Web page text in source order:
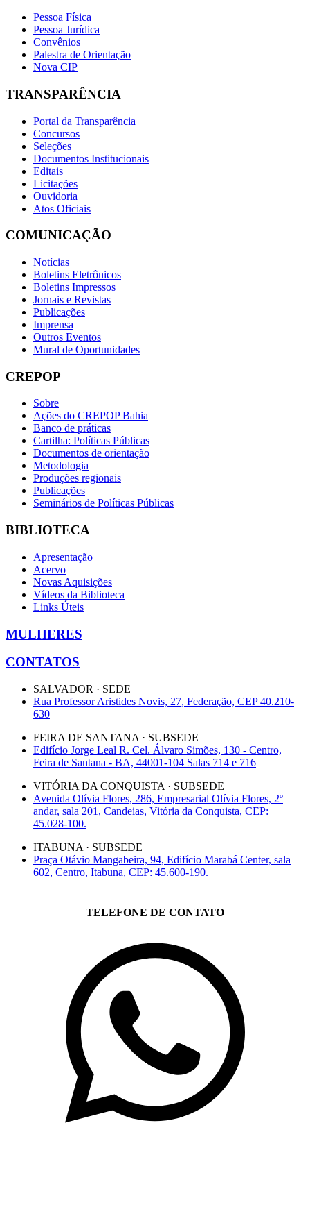
Pessoa Física
Pessoa Jurídica
Convênios
Palestra de Orientação
Nova CIP
TRANSPARÊNCIA
Portal da Transparência
Concursos
Seleções
Documentos Institucionais
Editais
Licitações
Ouvidoria
Atos Oficiais
COMUNICAÇÃO
Notícias
Boletins Eletrônicos
Boletins Impressos
Jornais e Revistas
Publicações
Imprensa
Outros Eventos
Mural de Oportunidades
CREPOP
Sobre
Ações do CREPOP Bahia
Banco de práticas
Cartilha: Políticas Públicas
Documentos de orientação
Metodologia
Produções regionais
Publicações
Seminários de Políticas Públicas
BIBLIOTECA
Apresentação
Acervo
Novas Aquisições
Vídeos da Biblioteca
Links Úteis
MULHERES
CONTATOS
SALVADOR · SEDE
Rua Professor Aristides Novis, 27, Federação, CEP 40.210-
630
FEIRA DE SANTANA · SUBSEDE
Edifício Jorge Leal R. Cel. Álvaro Simões, 130 - Centro,
Feira de Santana - BA, 44001-104 Salas 714 e 716
VITÓRIA DA CONQUISTA · SUBSEDE
Avenida Olívia Flores, 286, Empresarial Olívia Flores, 2º
andar, sala 201, Candeias, Vitória da Conquista, CEP:
45.028-100.
ITABUNA · SUBSEDE
Praça Otávio Mangabeira, 94, Edifício Marabá Center, sala
602, Centro, Itabuna, CEP: 45.600-190.
TELEFONE DE CONTATO